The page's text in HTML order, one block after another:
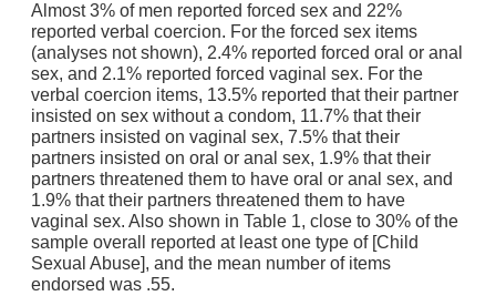
Almost 3% of men reported forced sex and 22%
reported verbal coercion. For the forced sex items
(analyses not shown), 2.4% reported forced oral or anal
sex, and 2.1% reported forced vaginal sex. For the
verbal coercion items, 13.5% reported that their partner
insisted on sex without a condom, 11.7% that their
partners insisted on vaginal sex, 7.5% that their
partners insisted on oral or anal sex, 1.9% that their
partners threatened them to have oral or anal sex, and
1.9% that their partners threatened them to have
vaginal sex. Also shown in Table 1, close to 30% of the
sample overall reported at least one type of [Child
Sexual Abuse], and the mean number of items
endorsed was .55.